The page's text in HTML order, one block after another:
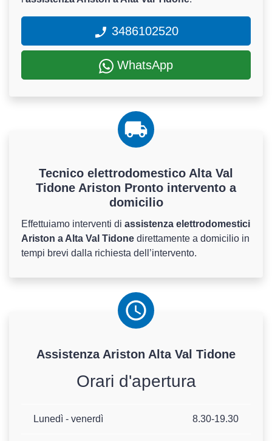
3486102520
WhatsApp
Tecnico elettrodomestico Alta Val
Tidone Ariston Pronto intervento a
domicilio
Effettuiamo interventi di assistenza elettrodomestici
Ariston a Alta Val Tidone direttamente a domicilio in
tempi brevi dalla richiesta dell’intervento.
Assistenza Ariston Alta Val Tidone
Orari d'apertura
Lunedì - venerdì 8.30-19.30